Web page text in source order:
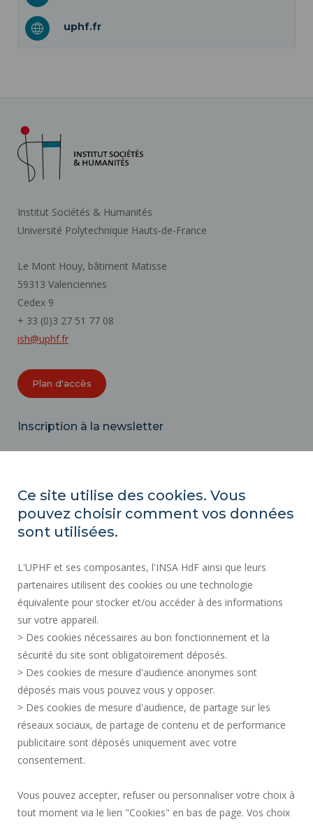
uphf.fr
Institut Sociétés & Humanités
Université Polytechnique Hauts-de-France
Le Mont Houy, bâtiment Matisse
59313 Valenciennes
Cedex 9
+ 33 (0)3 27 51 77 08
ish@uphf.fr
Plan d'accès
Inscription à la newsletter
ACTES RÉGLEMENTAIRES
MARCHÉS PUBLICS
MENTIONS LÉGALES
ESPACE PRESSE
RECRUTEMENTS
PLAN DU SITE
DONNÉES PERSONNELLES
ACCESSIBILITÉ
Ce site utilise des cookies. Vous
pouvez choisir comment vos données
sont utilisées.
L'UPHF et ses composantes, l'INSA HdF ainsi que leurs
partenaires utilisent des cookies ou une technologie
équivalente pour stocker et/ou accéder à des informations
sur votre appareil.
> Des cookies nécessaires au bon fonctionnement et la
sécurité du site sont obligatoirement déposés.
> Des cookies de mesure d'audience anonymes sont
déposés mais vous pouvez vous y opposer.
> Des cookies de mesure d'audience, de partage sur les
réseaux sociaux, de partage de contenu et de performance
publicitaire sont déposés uniquement avec votre
consentement.
Vous pouvez accepter, refuser ou personnaliser votre choix à
tout moment via le lien "Cookies" en bas de page. Vos choix